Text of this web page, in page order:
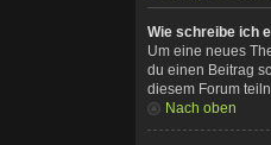
Wie schreibe ich
Um eine neues
du einen Beitrag
diesem Forum
Nach oben